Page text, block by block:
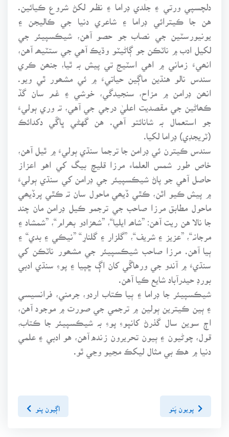
دلچسپي ورتي ۽ جلدي ڊراما ۽ نظم لکڻ شروع ڪيائين.
هن جا ڪيترائي ڊراما ۽ شاعري دنيا جي ڪاليجن ۽
يونيورسٽين جي نصاب جو حصو آهن، شيڪسپيئر جي
لکيل ادب ۾ ناٽڪن جو ڳاڻيٽو وڌيڪ آهي جي ستٽيھہ آهن،
انھيءَ زماني ۾ اهي اسٽيج تي پيش بہ ٿيا، جنھن ڪري
سندس نالو هنڌين ماڳين حياتيءَ ۾ ئي مشھور ٿي ويو.
انھن ڊرامن ۾ مزاح، سنجيدگي، خوشي ۽ غم سان گڏ
ڪھاڻين جي مقصديت اعليٰ درجي جي آهي، تہ وري ٻوليءَ
جو استعمال بہ شانائتو آهي. هن گهڻي ڀاڱي دکدائڪ
(ٽريجڊي) ڊراما لکيا.
سندس ڪيترن ئي ڊرامن جا ترجما سنڌي ٻوليءَ ۾ ٿيل آهن،
خاص طور شمس العلماء مرزا قليچ بيگ کي اهو اعزاز
حاصل آهي جو پاڻ شيڪسپيئر جي ڊرامن کي سنڌي ٻوليءَ
۾ پيش ڪيو اٿن، ڪٿي ڏيھي ماحول سان تہ ڪٿي پرڏيھي
ماحول مطابق مرزا صاحب جي ترجمو ڪيل ڊرامن مان چند
جا نالا هن ريت آهن: ”شاھہ ايليا“، ”شھزادو بھرام“، ”شمشاد ۽
مرجانہ“، ”عزيز ۽ شريف“، ”گلزار ۽ گلنارِ“ ”نيڪي ۽ بدي“ ۽
ٻيا آهن. مرزا صاحب شيڪسپيئر جي مشھور ناٽڪن کي
سنڌيءَ ۾ آندو جي ورهاڱي کان اڳ ڇپيا ۽ پوءِ سنڌي ادبي
بورڊ حيدرآباد شايع ڪيا آهن.
شيڪسپيئر جا ڊراما ۽ ٻيا ڪتاب اردو، جرمني، فرانسيسي
۽ ٻين ڪيترين ٻولين ۾ ترجمي جي صورت ۾ موجود آهن،
اڄ سوين سال گذرڻ کانپوءِ پوءِ بہ شيڪسپيئر جا ڪتاب،
قول، چوڻيون ۽ ٻيون تحريرون زنده آهن، هو ادبي ۽ علمي
دنيا ۾ هڪ بي مثال ليکڪ مڃيو وڃي ٿو.
پويون پَنو اڳيون پنو